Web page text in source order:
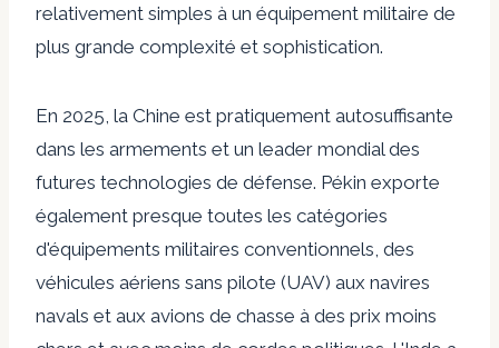
relativement simples à un équipement militaire de
plus grande complexité et sophistication.
En 2025, la Chine est pratiquement autosuffisante
dans les armements et un leader mondial des
futures technologies de défense. Pékin exporte
également presque toutes les catégories
d'équipements militaires conventionnels, des
véhicules aériens sans pilote (UAV) aux navires
navals et aux avions de chasse à des prix moins